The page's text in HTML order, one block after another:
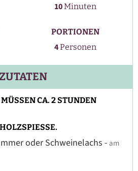
10Minuten
Minuten
PORTIONEN
4Personen
CA. 2 STUNDEN
oder Schweinelachs - am